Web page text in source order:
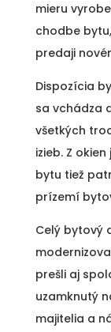
mieru
chodbe
predaji
Dispozícia
sa vchádza
všetkých
izieb. Z
bytu tiež
prízemí
Celý bytový
prešli aj
uzamknutý
majitelia a